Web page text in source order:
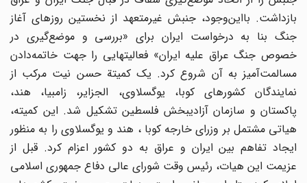
بازداشت. بااین‌وجود، جنبش غیرمتعهد از نخستین روزهای آغاز
جنگ بنا به درخواست ایران برای «بررسی و موضع‌گیری در
خصوص جنگ عراق علیه ایران» فعالیتهایی را جهت خاتمه‌دادن
مسالمت‌آمیز به آن شروع کرد. یک کمیتة حسن نیت مرکب از
نمایندگان کشورهای کوبا، یوگسلاوی، الجزایر، زامبیا، هند،
پاکستان و سازمان آزادیبخش فلسطین تشکیل شد. این کمیته،
هیاتی مشتمل بر وزرای خارجه کوبا ، هند و یوگسلاوی را به منظور
ایجاد تفاهم بین ایران و عراق به دو کشور اعزام کرد. قبل از
عزیمت این هیات، رئیس وقت شورای عالی دفاع جمهوری اسلامی